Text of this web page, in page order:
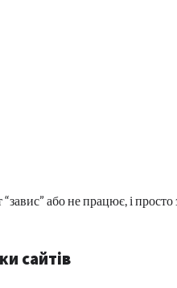
або не працює, і
сайтів